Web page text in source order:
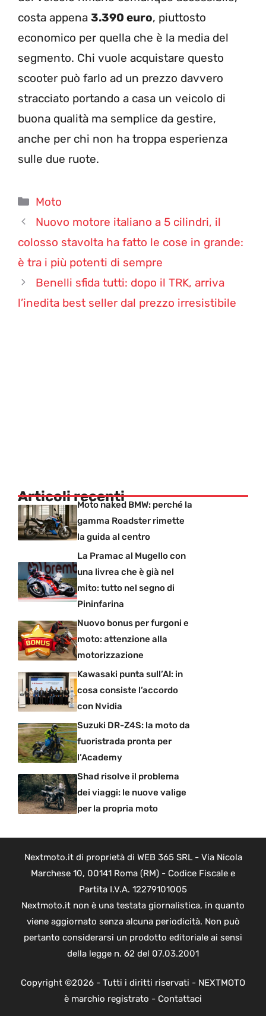
costa appena 3.390 euro, piuttosto
economico per quella che è la media del
segmento. Chi vuole acquistare questo
scooter può farlo ad un prezzo davvero
stracciato portando a casa un veicolo di
buona qualità ma semplice da gestire,
anche per chi non ha troppa esperienza
sulle due ruote.
Categorie
Moto
Nuovo motore italiano a 5 cilindri, il
colosso stavolta ha fatto le cose in grande:
è tra i più potenti di sempre
Benelli sfida tutti: dopo il TRK, arriva
l’inedita best seller dal prezzo irresistibile
Articoli recentiMoto naked BMW: perché la
gamma Roadster rimette
la guida al centro
La Pramac al Mugello con
una livrea che è già nel
mito: tutto nel segno di
Pininfarina
Nuovo bonus per furgoni e
moto: attenzione alla
motorizzazione
Kawasaki punta sull’AI: in
cosa consiste l’accordo
con Nvidia
Suzuki DR-Z4S: la moto da
fuoristrada pronta per
l’Academy
Shad risolve il problema
dei viaggi: le nuove valige
per la propria moto
Nextmoto.it di proprietà di WEB 365 SRL - Via Nicola
Marchese 10, 00141 Roma (RM) - Codice Fiscale e
Partita I.V.A. 12279101005
Nextmoto.it non è una testata giornalistica, in quanto
viene aggiornato senza alcuna periodicità. Non può
pertanto considerarsi un prodotto editoriale ai sensi
della legge n. 62 del 07.03.2001
Copyright ©2026 - Tutti i diritti riservati - NEXTMOTO
è marchio registrato - Contattaci